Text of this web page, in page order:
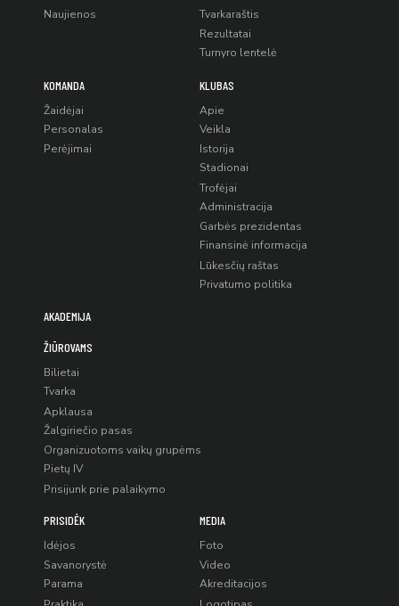
Naujienos
Tvarkaraštis
Rezultatai
Turnyro lentelė
KOMANDA
Žaidėjai
Personalas
Perėjimai
KLUBAS
Apie
Veikla
Istorija
Stadionai
Trofėjai
Administracija
Garbės prezidentas
Finansinė informacija
Lūkesčių raštas
Privatumo politika
AKADEMIJA
ŽIŪROVAMS
Bilietai
Tvarka
Apklausa
Žalgiriečio pasas
Organizuotoms vaikų grupėms
Pietų IV
Prisijunk prie palaikymo
PRISIDĖK
Idėjos
Savanorystė
Parama
MEDIA
Foto
Video
Akreditacijos